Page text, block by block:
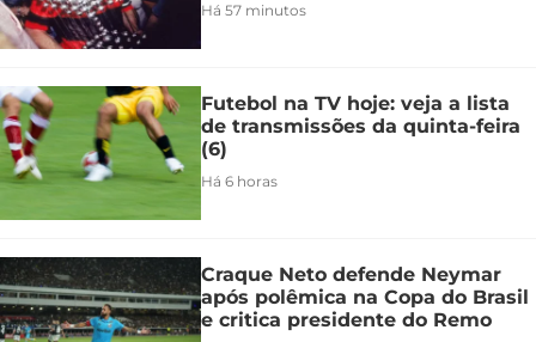
Há 57 minutos
Futebol na TV hoje: veja a lista
de transmissões da quinta-feira
(6)
Há 6 horas
Craque Neto defende Neymar
após polêmica na Copa do Brasil
e critica presidente do Remo